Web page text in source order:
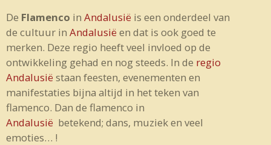
De Flamenco in Andalusië is een onderdeel van
de cultuur in Andalusië en dat is ook goed te
merken. Deze regio heeft veel invloed op de
ontwikkeling gehad en nog steeds. In de regio
Andalusië staan feesten, evenementen en
manifestaties bijna altijd in het teken van
flamenco. Dan de flamenco in
Andalusië betekend; dans, muziek en veel
emoties… !